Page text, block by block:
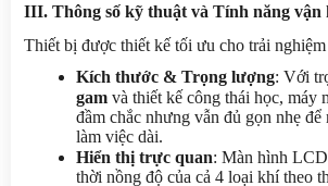
III. Thông số kỹ thuật và Tính năng vận
Thiết bị được thiết kế tối ưu cho trải
Kích thước & Trọng lượng: Với
gam và thiết kế công thái học, máy
đầm chắc nhưng vẫn đủ gọn nhẹ để
làm việc dài.
Hiển thị trực quan: Màn hình
thời nồng độ của cả 4 loại khí theo